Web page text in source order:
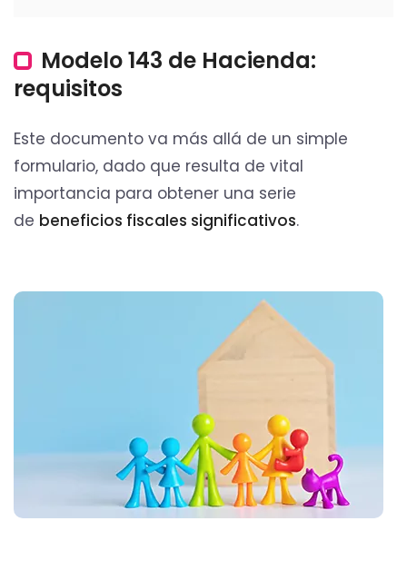
Modelo 143 de Hacienda:
requisitos
Este documento va más allá de un simple
formulario, dado que resulta de vital
importancia para obtener una serie
de beneficios fiscales significativos.